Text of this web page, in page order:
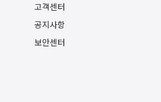
고객센터
공지사항
보안센터